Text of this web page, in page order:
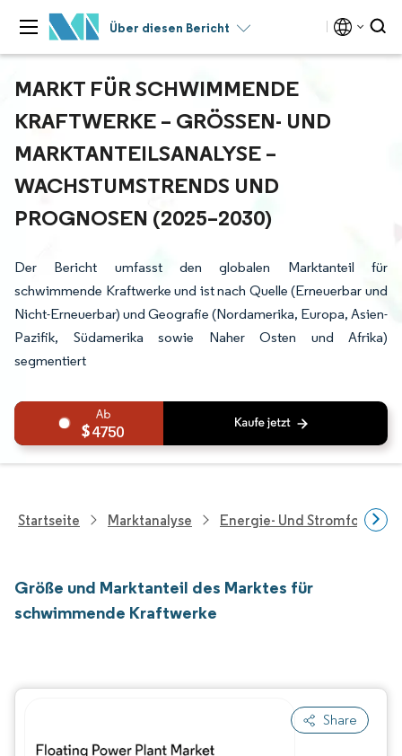
Über diesen Bericht
MARKT FÜR SCHWIMMENDE
KRAFTWERKE – GRÖSSEN- UND M
ARKTANTEILSANALYSE – W
ACHSTUMSTRENDS UND P
ROGNOSEN (2025–2030)
Der Bericht umfasst den globalen Marktanteil für
schwimmende Kraftwerke und ist nach Quelle (Erneuerbar und
Nicht-Erneuerbar) und Geografie (Nordamerika, Europa, Asien-
Pazifik, Südamerika sowie Naher Osten und Afrika)
segmentiert
4750
Startseite Marktanalyse Energie- Und
Größe und Marktanteil des Marktes für
schwimmende Kraftwerke
Share